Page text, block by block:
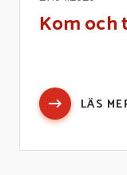
Kom och
LÄS